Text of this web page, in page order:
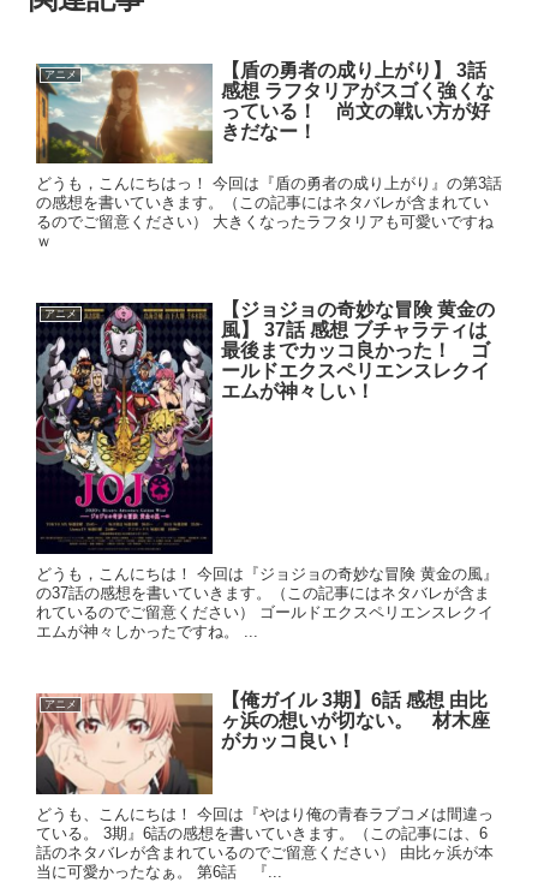
アニメ
【盾の勇者の成り上がり】 3話
感想 ラフタリアがスゴく強くな
っている！ 尚文の戦い方が好
きだなー！
どうも，こんにちはっ！ 今回は『盾の勇者の成り上がり』の第3話
の感想を書いていきます。（この記事にはネタバレが含まれてい
るのでご留意ください） 大きくなったラフタリアも可愛いですね
ｗ
アニメ
【ジョジョの奇妙な冒険 黄金の
風】 37話 感想 ブチャラティは
最後までカッコ良かった！ ゴ
ールドエクスペリエンスレクイ
エムが神々しい！
どうも，こんにちは！ 今回は『ジョジョの奇妙な冒険 黄金の風』
の37話の感想を書いていきます。（この記事にはネタバレが含ま
れているのでご留意ください） ゴールドエクスペリエンスレクイ
エムが神々しかったですね。 ...
アニメ
【俺ガイル 3期】6話 感想 由比
ヶ浜の想いが切ない。 材木座
がカッコ良い！
どうも、こんにちは！ 今回は『やはり俺の青春ラブコメは間違っ
ている。 3期』6話の感想を書いていきます。（この記事には、6
話のネタバレが含まれているのでご留意ください） 由比ヶ浜が本
当に可愛かったなぁ。 第6話 『...